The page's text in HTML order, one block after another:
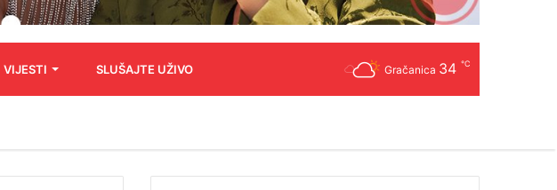
VIJESTI SLUŠAJTE UŽIVO Gračanica 34 ℃